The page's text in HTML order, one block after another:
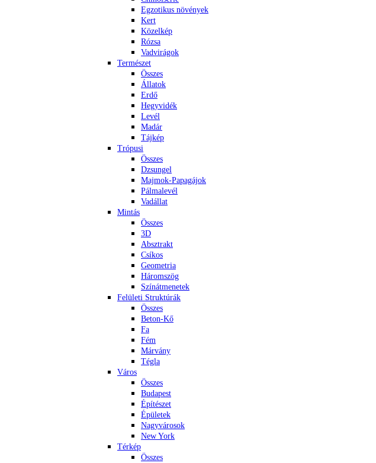
Egzotikus növények
Kert
Közelkép
Rózsa
Vadvirágok
Természet
Összes
Állatok
Erdő
Hegyvidék
Levél
Madár
Tájkép
Trópusi
Összes
Dzsungel
Majmok-Papagájok
Pálmalevél
Vadállat
Mintás
Összes
3D
Absztrakt
Csíkos
Geometria
Háromszög
Színátmenetek
Felületi Struktúrák
Összes
Beton-Kő
Fa
Fém
Márvány
Tégla
Város
Összes
Budapest
Építészet
Épületek
Nagyvárosok
New York
Térkép
Összes